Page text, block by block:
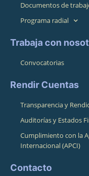
Documentos de
Programa radial
Trabaja con
Convocatorias
Rendir Cuentas
Transparencia y
Auditorías y Estados
Cumplimiento con la
Internacional (APCI)
Contacto